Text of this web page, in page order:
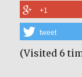
+1
tweet
(Visited 6